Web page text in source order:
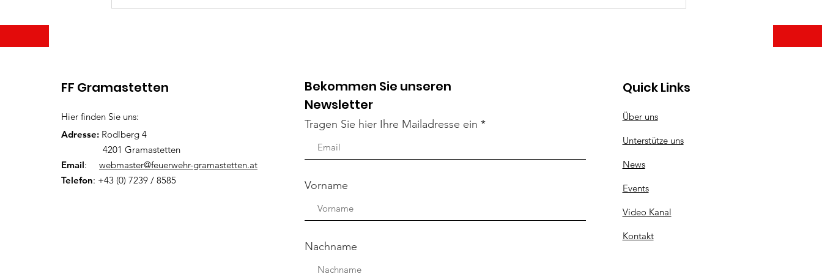
FF Gramastetten
Hier finden Sie uns:
Adresse: Rodlberg 4
4201 Gramastetten
Email: webmaster@feuerwehr-gramastetten.at
Telefon: +43 (0) 7239 / 8585
Bekommen Sie unseren
Newsletter
Tragen Sie hier Ihre Mailadresse ein
Vorname
Nachname
Quick Links
Über uns
Unterstütze uns
News
Events
Video Kanal
Kontakt